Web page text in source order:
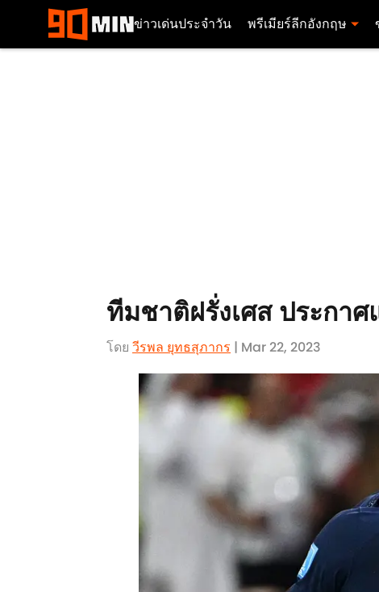
ข่าวเด่นประจำวัน พรีเมียร์ลีกอังกฤษ
ทีมชาติฝรั่งเศส ประกา
โดย วีรพล ยุทธสุภากร​ | Mar 22, 2023